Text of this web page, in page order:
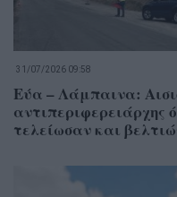
31/07/2026 09:58
Εύα – Λάμπαινα:
αντιπεριφερειάρχης
τελείωσαν και